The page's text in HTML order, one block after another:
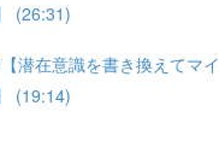
(26:31)
潜在意識を書き換えてマ
(19:14)